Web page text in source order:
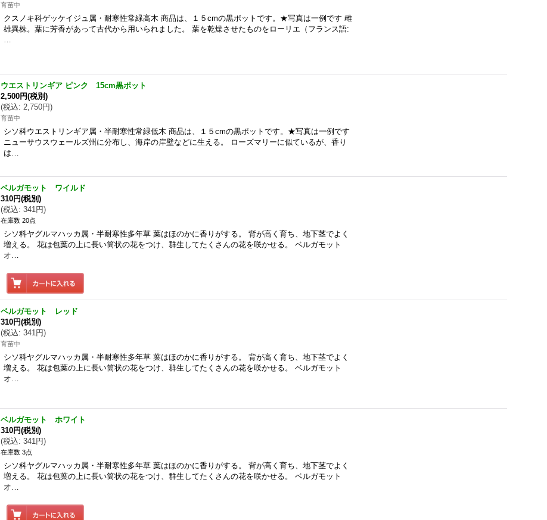
育苗中
クスノキ科ゲッケイジュ属・耐寒性常緑高木 商品は、１５cmの黒ポットです。★写真は一例です 雌
雄異株。葉に芳香があって古代から用いられました。 葉を乾燥させたものをローリエ（フランス語:
…
ウエストリンギア ピンク 15cm黒ポット
2,500円(税別)
(税込: 2,750円)
育苗中
シソ科ウエストリンギア属・半耐寒性常緑低木 商品は、１５cmの黒ポットです。★写真は一例です
ニューサウスウェールズ州に分布し、海岸の岸壁などに生える。 ローズマリーに似ているが、香り
は…
ベルガモット ワイルド
310円(税別)
(税込: 341円)
在庫数 20点
シソ科ヤグルマハッカ属・半耐寒性多年草 葉はほのかに香りがする。 背が高く育ち、地下茎でよく
増える。 花は包葉の上に長い筒状の花をつけ、群生してたくさんの花を咲かせる。 ベルガモット
オ…
ベルガモット レッド
310円(税別)
(税込: 341円)
育苗中
シソ科ヤグルマハッカ属・半耐寒性多年草 葉はほのかに香りがする。 背が高く育ち、地下茎でよく
増える。 花は包葉の上に長い筒状の花をつけ、群生してたくさんの花を咲かせる。 ベルガモット
オ…
ベルガモット ホワイト
310円(税別)
(税込: 341円)
在庫数 3点
シソ科ヤグルマハッカ属・半耐寒性多年草 葉はほのかに香りがする。 背が高く育ち、地下茎でよく
増える。 花は包葉の上に長い筒状の花をつけ、群生してたくさんの花を咲かせる。 ベルガモット
オ…